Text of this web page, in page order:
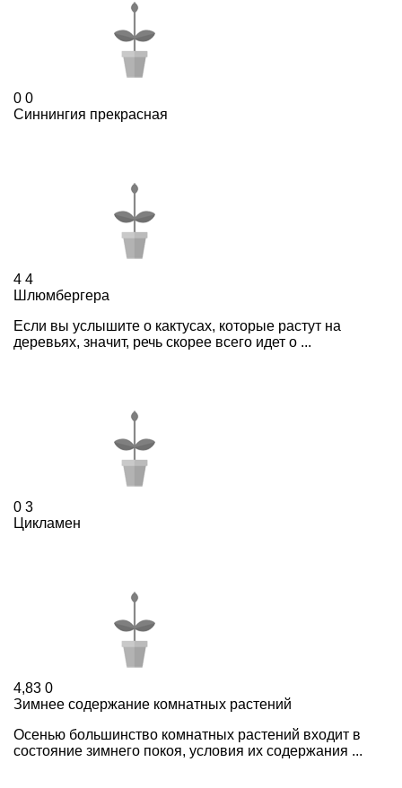
0 0
Синнингия прекрасная
4 4
Шлюмбергера
Если вы услышите о кактусах, которые растут на
деревьях, значит, речь скорее всего идет о ...
0 3
Цикламен
4,83 0
Зимнее содержание комнатных растений
Осенью большинство комнатных растений входит в
состояние зимнего покоя, условия их содержания ...